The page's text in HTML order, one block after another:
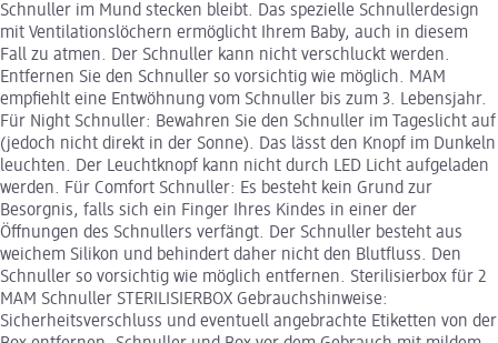
Schnuller im Mund stecken bleibt. Das spezielle Schnullerdesign
mit Ventilationslöchern ermöglicht Ihrem Baby, auch in diesem
Fall zu atmen. Der Schnuller kann nicht verschluckt werden.
Entfernen Sie den Schnuller so vorsichtig wie möglich. MAM
empfiehlt eine Entwöhnung vom Schnuller bis zum 3. Lebensjahr.
Für Night Schnuller: Bewahren Sie den Schnuller im Tageslicht auf
(jedoch nicht direkt in der Sonne). Das lässt den Knopf im Dunkeln
leuchten. Der Leuchtknopf kann nicht durch LED Licht aufgeladen
werden. Für Comfort Schnuller: Es besteht kein Grund zur
Besorgnis, falls sich ein Finger Ihres Kindes in einer der
Öffnungen des Schnullers verfängt. Der Schnuller besteht aus
weichem Silikon und behindert daher nicht den Blutfluss. Den
Schnuller so vorsichtig wie möglich entfernen. Sterilisierbox für 2
MAM Schnuller STERILISIERBOX Gebrauchshinweise:
Sicherheitsverschluss und eventuell angebrachte Etiketten von der